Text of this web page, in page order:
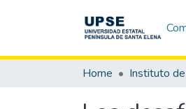
Home Instituto